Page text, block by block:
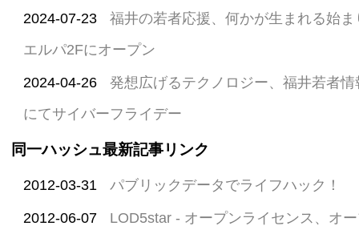
2024-07-23
福井の若者応援、何かが生まれる始
エルパ2Fにオープン
2024-04-26
発想広げるテクノロジー、福井若者
にてサイバーフライデー
同一ハッシュ最新記事リンク
2012-03-31 パブリックデータでライフハック！
2012-06-07
LOD5star - オープンライセンス、オ